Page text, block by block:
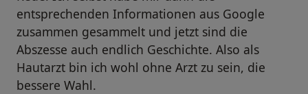
entsprechenden Informationen aus Google
zusammen gesammelt und jetzt sind die
Abszesse auch endlich Geschichte. Also als
Hautarzt bin ich wohl ohne Arzt zu sein, die
bessere Wahl.